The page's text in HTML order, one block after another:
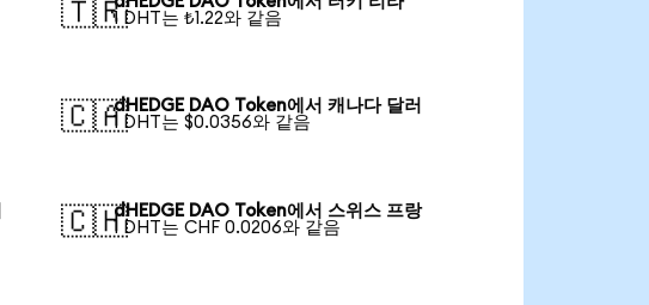
🇹🇷1 DHT는 ₺1.22와 같음
🇨🇦dHEDGE DAO Token에서 캐나다 달러
1 DHT는 $0.0356와 같음
🇨🇭dHEDGE DAO Token에서 스위스 프랑
1 DHT는 CHF 0.0206와 같음